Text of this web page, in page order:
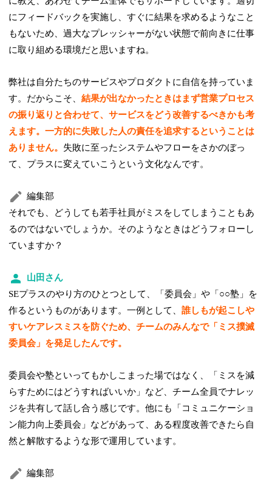
にフィードバックを実施し、すぐに結果を求めるようなこと
もないため、過大なプレッシャーがない状態で前向きに仕事
に取り組める環境だと思いますね。
弊社は自分たちのサービスやプロダクトに自信を持っていま
す。だからこそ、結果が出なかったときはまず営業プロセス
の振り返りと合わせて、サービスをどう改善するべきかも考
えます。一方的に失敗した人の責任を追求するということは
ありません。 失敗に至ったシステムやフローをさかのぼっ
て、プラスに変えていこうという文化なんです。
編集部
それでも、どうしても若手社員がミスをしてしまうこともあ
るのではないでしょうか。そのようなときはどうフォローし
ていますか？
山田さん
SEプラスのやり方のひとつとして、「委員会」や「○○塾」を
作るというものがあります。一例として、誰しもが起こしや
すいケアレスミスを防ぐため、チームのみんなで「ミス撲滅
委員会」を発足したんです。
委員会や塾といってもかしこまった場ではなく、「ミスを減
らすためにはどうすればいいか」など、チーム全員でナレッ
ジを共有して話し合う感じです。他にも「コミュニケーショ
ン能力向上委員会」などがあって、ある程度改善できたら自
然と解散するような形で運用しています。
編集部